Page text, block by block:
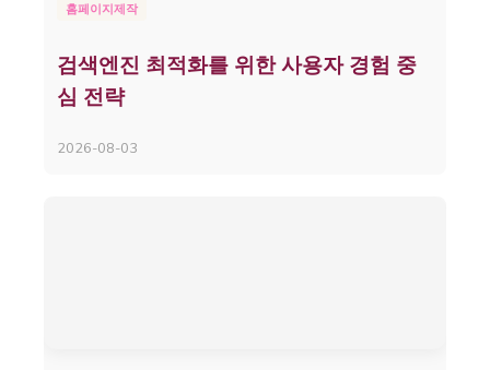
홈페이지제작
검색엔진 최적화를 위한 사용자 경험 중
심 전략
2026-08-03